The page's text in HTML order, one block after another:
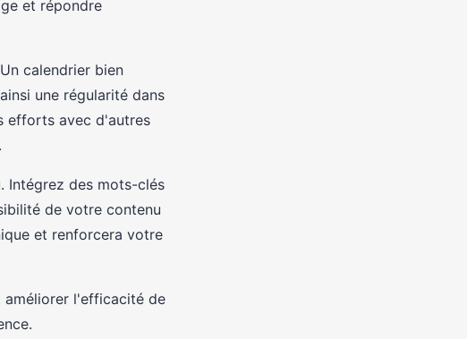
et répondre
calendrier bien
une régularité dans
efforts avec d'autres
Intégrez des mots-clés
de votre contenu
et renforcera votre
améliorer l'efficacité de